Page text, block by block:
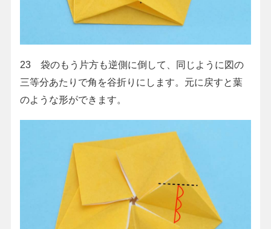
23 袋のもう片方も逆側に倒して、同じように図の
三等分あたりで角を谷折りにします。元に戻すと葉
のような形ができます。